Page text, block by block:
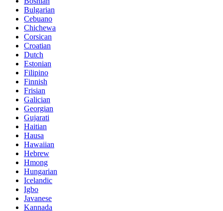
Bulgarian
Cebuano
Chichewa
Corsican
Croatian
Dutch
Estonian
Filipino
Finnish
Frisian
Galician
Georgian
Gujarati
Haitian
Hausa
Hawaiian
Hebrew
Hmong
Hungarian
Icelandic
Igbo
Javanese
Kannada